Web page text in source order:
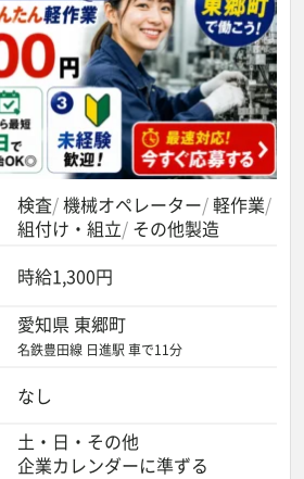
検査 機械オペレーター 軽作業
組付け・組立 その他製造
時給1,300円
愛知県 東郷町
名鉄豊田線 日進駅 車で11分
なし
土・日・その他
企業カレンダーに準ずる